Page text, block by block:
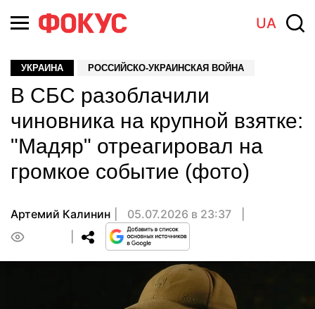
UA
УКРАИНА РОССИЙСКО-УКРАИНСКАЯ ВОЙНА
В СБС разоблачили
чиновника на крупной взятке:
"Мадяр" отреагировал на
громкое событие (фото)
Артемий Калинин
05.07.2026 в 23:37